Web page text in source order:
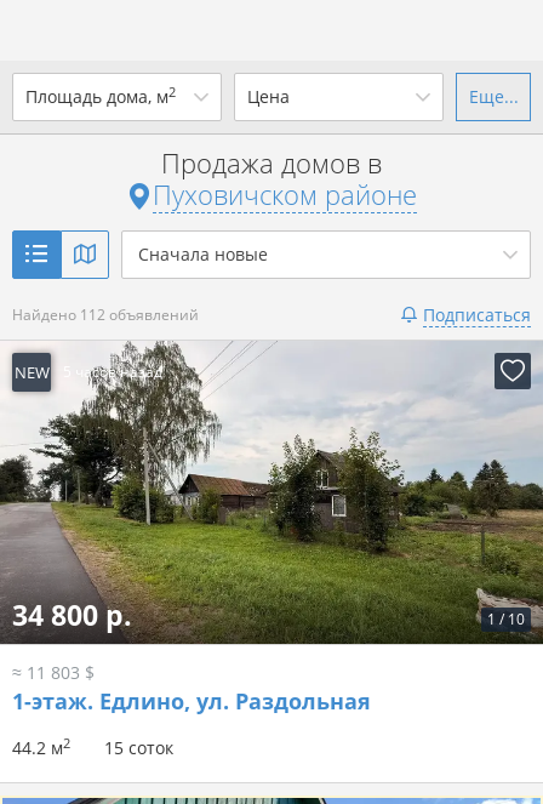
Площадь дома, м2
до
Показать 112 объявлений
Цена
от до
р. за всё
Показать 112 объявлений
Еще...
Продажа домов в
Пуховичском районе
Сначала новые
Найдено 112 объявлений Подписаться
NEW 5 часов назад
1 / 10
34 800 р.
≈ 11 803 $
1-этаж. Едлино, ул. Раздольная
44.2 м2 15 соток
Ваш город - district Пуховичский
Да Выбрать город